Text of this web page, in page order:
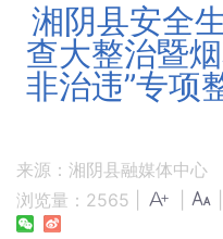
湘阴县安全
查大整治暨
非治违”专项
来源：湘阴县融媒体中心
浏览量： 2565